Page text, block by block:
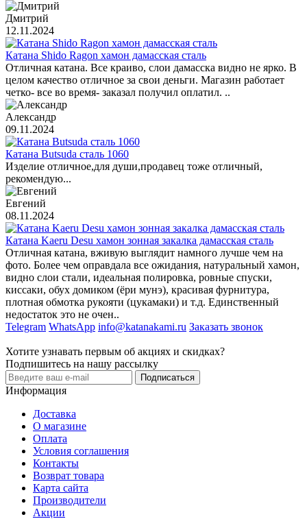
Дмитрий
12.11.2024
Катана Shido Ragon хамон дамасская сталь
Отличная катана. Все краиво, слои дамасска видно не ярко. В
целом качество отличное за свои деньги. Магазин работает
четко- все во время- заказал получил оплатил. ..
Александр
09.11.2024
Катана Butsuda сталь 1060
Изделие отличное,для души,продавец тоже отличный,
рекомендую...
Евгений
08.11.2024
Катана Kaeru Desu хамон зонная закалка дамасская сталь
Отличная катана, вживую выглядит намного лучше чем на
фото. Более чем оправдала все ожидания, натуральный хамон,
видно слои стали, идеальная полировка, ровные спуски,
киссаки, обух домиком (ёри мунэ), красивая фурнитура,
плотная обмотка рукояти (цукамаки) и т.д. Единственный
недостаток это не очен..
Telegram WhatsApp info@katanakami.ru Заказать звонок
Хотите узнавать первым об акциях и скидках?
Подпишитесь на нашу рассылку
Подписаться
Информация
Доставка
О магазине
Оплата
Условия соглашения
Контакты
Возврат товара
Карта сайта
Производители
Акции